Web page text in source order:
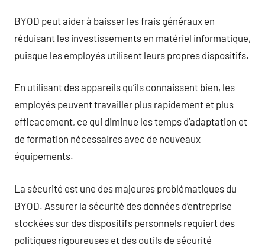
BYOD peut aider à baisser les frais généraux en
réduisant les investissements en matériel informatique,
puisque les employés utilisent leurs propres dispositifs.
En utilisant des appareils qu’ils connaissent bien, les
employés peuvent travailler plus rapidement et plus
efficacement, ce qui diminue les temps d’adaptation et
de formation nécessaires avec de nouveaux
équipements.
La sécurité est une des majeures problématiques du
BYOD. Assurer la sécurité des données d’entreprise
stockées sur des dispositifs personnels requiert des
politiques rigoureuses et des outils de sécurité